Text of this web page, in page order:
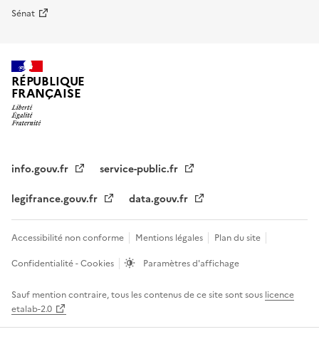
Sénat
RÉPUBLIQUE
FRANÇAISE
info.gouv.fr
service-public.fr
legifrance.gouv.fr
data.gouv.fr
Accessibilité non conforme Mentions légales
Plan du site
Confidentialité - Cookies
Paramètres d'affichage
Sauf mention contraire, tous les contenus de ce site sont sous licence
etalab-2.0